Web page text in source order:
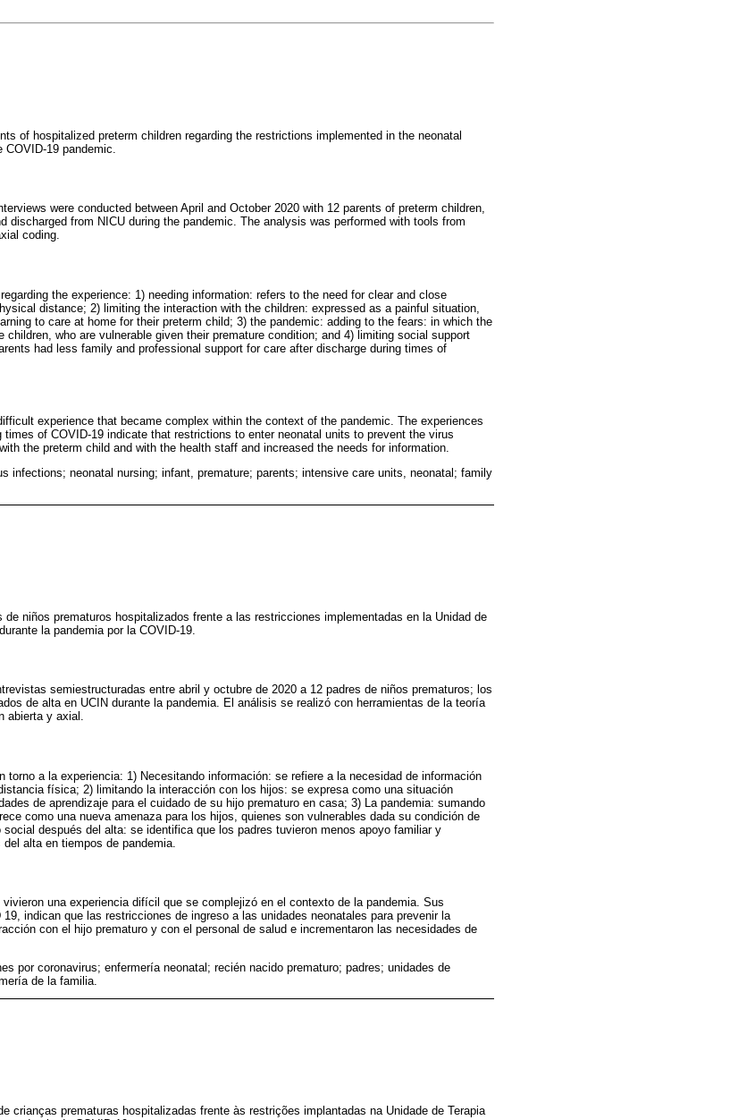
of hospitalized preterm children regarding the restrictions implemented in the neonatal
COVID-19 pandemic.
were conducted between April and October 2020 with 12 parents of preterm children,
discharged from NICU during the pandemic. The analysis was performed with tools from
coding.
the experience: 1) needing information: refers to the need for clear and close
distance; 2) limiting the interaction with the children: expressed as a painful situation,
to care at home for their preterm child; 3) the pandemic: adding to the fears: in which the
children, who are vulnerable given their premature condition; and 4) limiting social support
had less family and professional support for care after discharge during times of
experience that became complex within the context of the pandemic. The experiences
times of COVID-19 indicate that restrictions to enter neonatal units to prevent the virus
the preterm child and with the health staff and increased the needs for information.
infections; neonatal nursing; infant, premature; parents; intensive care units, neonatal; family
de niños prematuros hospitalizados frente a las restricciones implementadas en la Unidad de
la pandemia por la COVID-19.
semiestructuradas entre abril y octubre de 2020 a 12 padres de niños prematuros; los
de alta en UCIN durante la pandemia. El análisis se realizó con herramientas de la teoría
abierta y axial.
torno a la experiencia: 1) Necesitando información: se refiere a la necesidad de información
física; 2) limitando la interacción con los hijos: se expresa como una situación
de aprendizaje para el cuidado de su hijo prematuro en casa; 3) La pandemia: sumando
como una nueva amenaza para los hijos, quienes son vulnerables dada su condición de
después del alta: se identifica que los padres tuvieron menos apoyo familiar y
alta en tiempos de pandemia.
vivieron una experiencia difícil que se complejizó en el contexto de la pandemia. Sus
indican que las restricciones de ingreso a las unidades neonatales para prevenir la
con el hijo prematuro y con el personal de salud e incrementaron las necesidades de
por coronavirus; enfermería neonatal; recién nacido prematuro; padres; unidades de
de la familia.
crianças prematuras hospitalizadas frente às restrições implantadas na Unidade de Terapia